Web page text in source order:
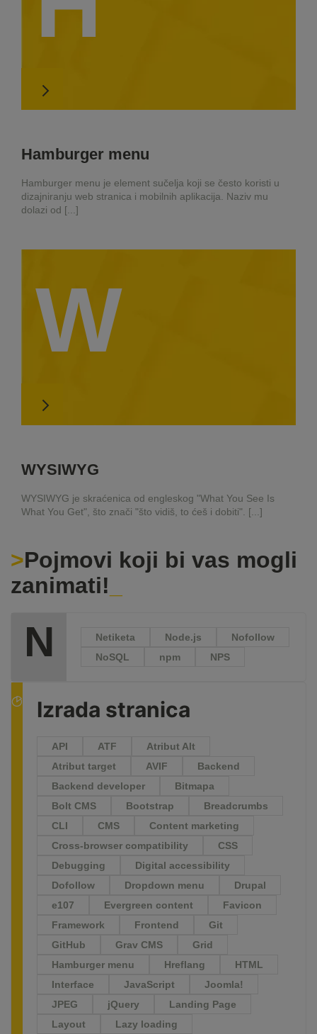
Hamburger menu
Hamburger menu je element sučelja koji se često koristi u
dizajniranju web stranica i mobilnih aplikacija. Naziv mu
dolazi od [...]
W
WYSIWYG
WYSIWYG je skraćenica od engleskog "What You See Is
What You Get", što znači "što vidiš, to ćeš i dobiti". [...]
Pojmovi koji bi vas mogli
zanimati!
N Netiketa Node.js
Nofollow
NoSQL
npm NPS
Izrada stranica
API ATF
Atribut Alt
Atribut target
AVIF
Backend
Backend developer
Bitmapa
Bolt CMS
Bootstrap
Breadcrumbs
CLI
CMS
Content marketing
Cross-browser compatibility
CSS
Debugging
Digital accessibility
Dofollow
Dropdown menu
Drupal
e107
Evergreen content
Favicon
Framework
Frontend
Git
GitHub
Grav CMS
Grid
Hamburger menu
Hreflang
HTML
Interface
JavaScript
Joomla!
JPEG
jQuery
Landing Page
Layout
Lazy loading